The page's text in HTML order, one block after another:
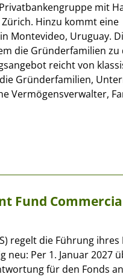
mit
Hinzu kommt eine
Montevideo, Uruguay.
die Gründerfamilien zu
reicht von
Gründerfamilien,
Vermögensverwalter,
Fund
regelt die Führung
neu: Per 1. Januar 2027
für den Fonds